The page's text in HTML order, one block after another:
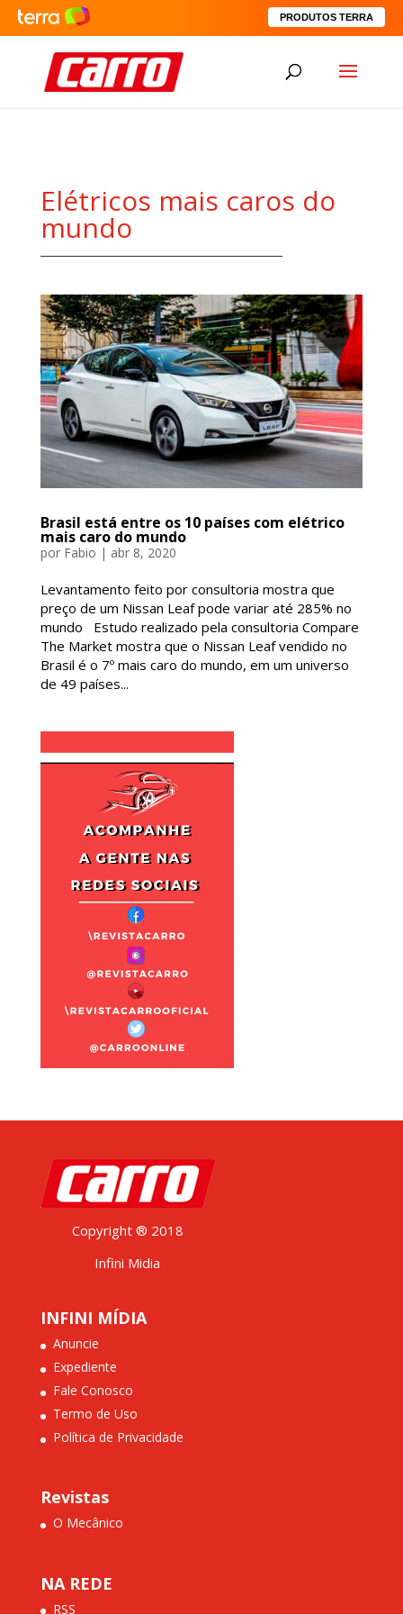
PRODUTOS TERRA
Elétricos mais caros do
mundo
Brasil está entre os 10 países com elétrico
mais caro do mundo
por Fabio | abr 8, 2020
Levantamento feito por consultoria mostra que
preço de um Nissan Leaf pode variar até 285% no
mundo Estudo realizado pela consultoria Compare
The Market mostra que o Nissan Leaf vendido no
Brasil é o 7º mais caro do mundo, em um universo
de 49 países...
Copyright ® 2018
Infini Midia
INFINI MÍDIA
Anuncie
Expediente
Fale Conosco
Termo de Uso
Política de Privacidade
Revistas
O Mecânico
NA REDE
RSS